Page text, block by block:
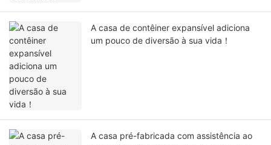
A casa de contêiner expansível adiciona
um pouco de diversão à sua vida！
A casa pré-fabricada com assistência ao